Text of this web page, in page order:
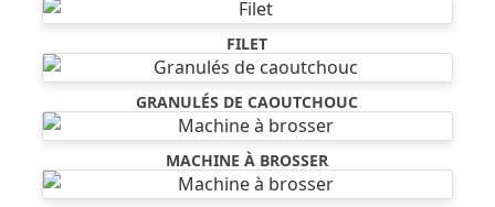
FILET
GRANULÉS DE CAOUTCHOUC
MACHINE À BROSSER